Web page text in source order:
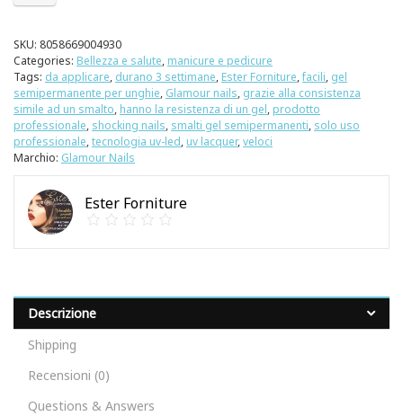
SKU: 8058669004930
Categories: Bellezza e salute, manicure e pedicure
Tags: da applicare, durano 3 settimane, Ester Forniture,facili, gel
semipermanente per unghie, Glamour nails, grazie alla consistenza
simile ad un smalto, hanno la resistenza di un gel, prodotto
professionale, shocking nails, smalti gel semipermanenti, solo uso
professionale,tecnologia uv-led, uv lacquer,veloci
Marchio: Glamour Nails
Ester Forniture
Descrizione
Shipping
Recensioni (0)
Questions & Answers